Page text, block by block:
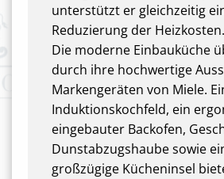
unterstützt er gleichzeitig
Reduzierung der Heizkosten.
Die moderne Einbauküche
durch ihre hochwertige
Markengeräten von Miele.
Induktionskochfeld, ein
eingebauter Backofen,
Dunstabzugshaube sowie
großzügige Kücheninsel